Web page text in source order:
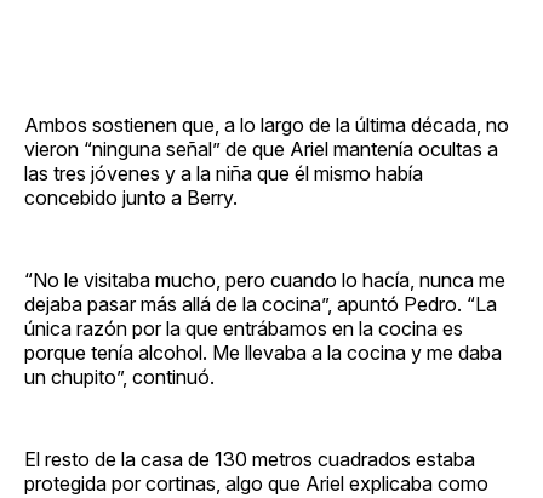
Ambos sostienen que, a lo largo de la última década, no
vieron “ninguna señal” de que Ariel mantenía ocultas a
las tres jóvenes y a la niña que él mismo había
concebido junto a Berry.
“No le visitaba mucho, pero cuando lo hacía, nunca me
dejaba pasar más allá de la cocina”, apuntó Pedro. “La
única razón por la que entrábamos en la cocina es
porque tenía alcohol. Me llevaba a la cocina y me daba
un chupito”, continuó.
El resto de la casa de 130 metros cuadrados estaba
protegida por cortinas, algo que Ariel explicaba como